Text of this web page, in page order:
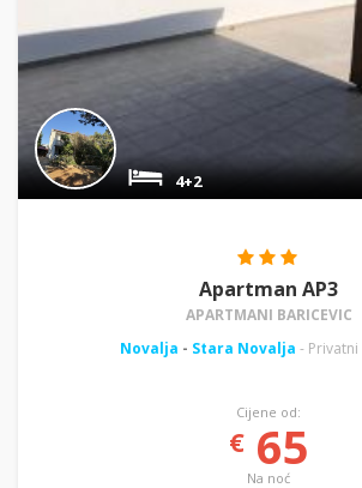
4+2
Apartman AP3
APARTMANI BARICEVIC
Novalja - Stara Novalja -
Cijene od:
€65
Na noć